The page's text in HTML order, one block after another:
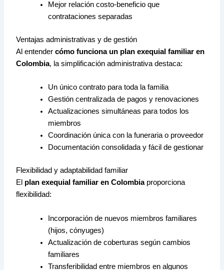
Mejor relación costo-beneficio que
contrataciones separadas
Ventajas administrativas y de gestión
Al entendercómo funciona un plan exequial familiar en
Colombia, la simplificación administrativa destaca:
Un único contrato para toda la familia
Gestión centralizada de pagos y renovaciones
Actualizaciones simultáneas para todos los
miembros
Coordinación única con la funeraria o proveedor
Documentación consolidada y fácil de gestionar
Flexibilidad y adaptabilidad familiar
El plan exequial familiar en Colombiaproporciona
flexibilidad:
Incorporación de nuevos miembros familiares
(hijos, cónyuges)
Actualización de coberturas según cambios
familiares
Transferibilidad entre miembros en algunos